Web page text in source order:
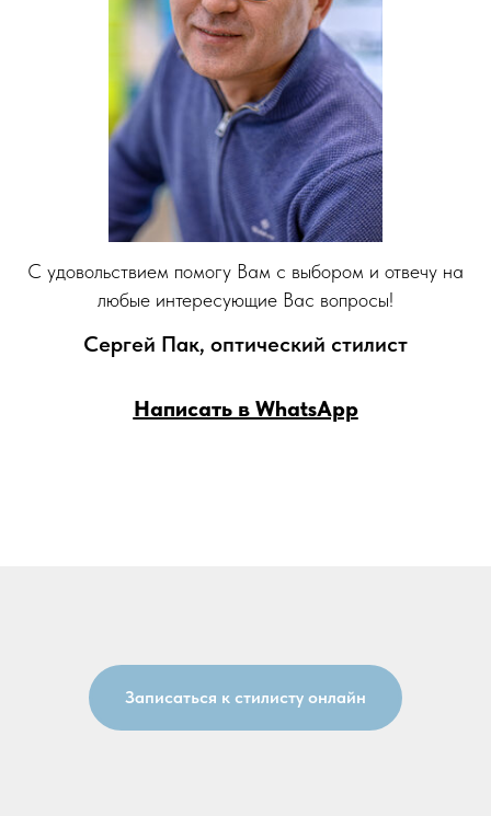
С удовольствием помогу Вам с выбором и отвечу на
любые интересующие Вас вопросы!
Сергей Пак, оптический стилист
Написать в WhatsApp
Записаться к стилисту онлайн